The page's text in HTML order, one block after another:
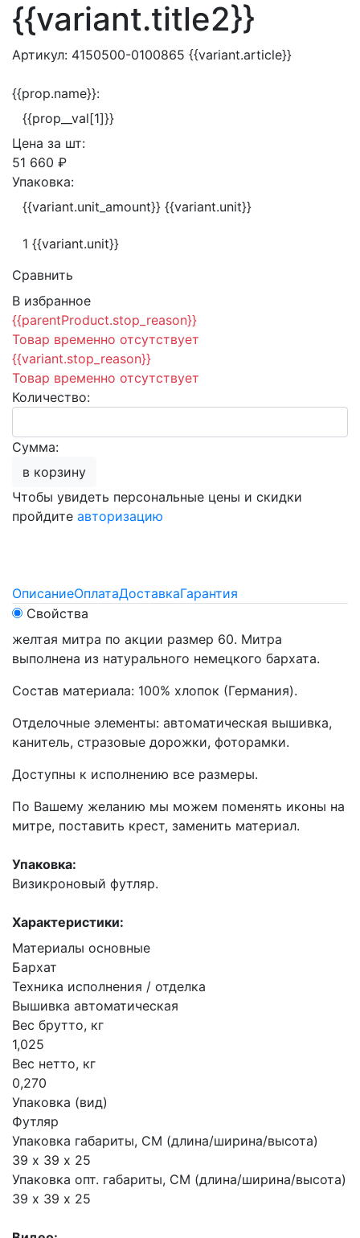
{{variant.title2}}
Артикул: 4150500-0100865 {{variant.article}}
{{prop.name}}:
{{prop__val[1]}}
Цена за шт:
51 660 ₽
Упаковка:
{{variant.unit_amount}} {{variant.unit}}
1 {{variant.unit}}
Сравнить
В избранное
{{parentProduct.stop_reason}}
Товар временно отсутствует
{{variant.stop_reason}}
Товар временно отсутствует
Количество:
Сумма:
в корзину
Чтобы увидеть персональные цены и скидки
пройдите авторизацию
ОписаниеОплатаДоставкаГарантия
Свойства
желтая митра по акции размер 60. Митра
выполнена из натурального немецкого бархата.
Состав материала: 100% хлопок (Германия).
Отделочные элементы: автоматическая вышивка,
канитель, стразовые дорожки, фоторамки.
Доступны к исполнению все размеры.
По Вашему желанию мы можем поменять иконы на
митре, поставить крест, заменить материал.
Упаковка:
Визикроновый футляр.
Характеристики:
Материалы основные
Бархат
Техника исполнения / отделка
Вышивка автоматическая
Вес брутто, кг
1,025
Вес нетто, кг
0,270
Упаковка (вид)
Футляр
Упаковка габариты, СМ (длина/ширина/высота)
39 х 39 х 25
Упаковка опт. габариты, СМ (длина/ширина/высота)
39 х 39 х 25